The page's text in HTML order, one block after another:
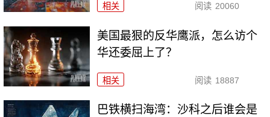
相关 阅读 20060
美国最狠的反华鹰派，怎么访个
华还委屈上了？
相关 阅读 18887
巴铁横扫海湾：沙科之后谁会是